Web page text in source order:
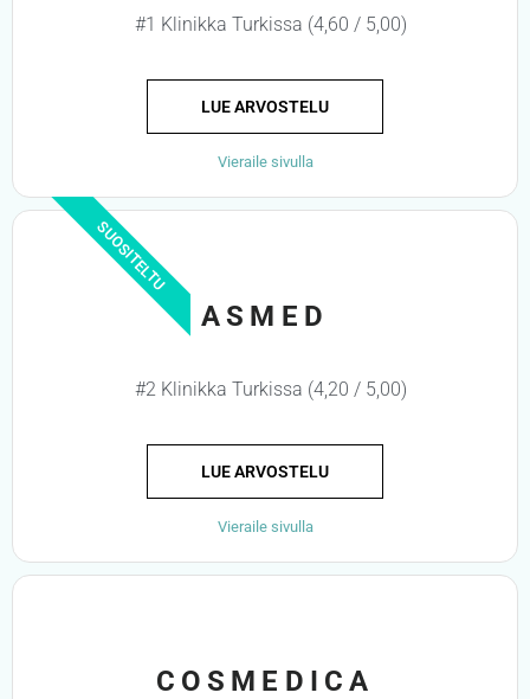
#1 Klinikka Turkissa (4,60 / 5,00)
LUE ARVOSTELU
Vieraile sivulla
SUOSITELTU
ASMED
#2 Klinikka Turkissa (4,20 / 5,00)
LUE ARVOSTELU
Vieraile sivulla
COSMEDICA